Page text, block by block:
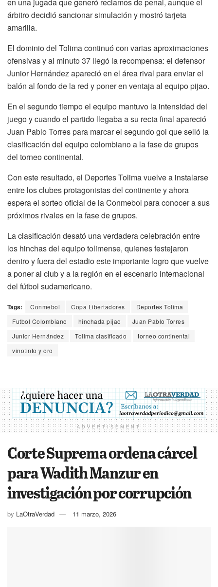
en una jugada que generó reclamos de penal, aunque el
árbitro decidió sancionar simulación y mostró tarjeta
amarilla.
El dominio del Tolima continuó con varias aproximaciones
ofensivas y al minuto 37 llegó la recompensa: el defensor
Junior Hernández apareció en el área rival para enviar el
balón al fondo de la red y poner en ventaja al equipo pijao.
En el segundo tiempo el equipo mantuvo la intensidad del
juego y cuando el partido llegaba a su recta final apareció
Juan Pablo Torres para marcar el segundo gol que selló la
clasificación del equipo colombiano a la fase de grupos
del torneo continental.
Con este resultado, el Deportes Tolima vuelve a instalarse
entre los clubes protagonistas del continente y ahora
espera el sorteo oficial de la Conmebol para conocer a sus
próximos rivales en la fase de grupos.
La clasificación desató una verdadera celebración entre
los hinchas del equipo tolimense, quienes festejaron
dentro y fuera del estadio este importante logro que vuelve
a poner al club y a la región en el escenario internacional
del fútbol sudamericano.
Tags: Conmebol Copa Libertadores
Deportes Tolima
Futbol Colombiano
hinchada pijao
Juan Pablo Torres
Junior Hernández
Tolima clasificado
torneo continental
vinotinto y oro
ADVERTISEMENT
Corte Suprema ordena cárcel
para Wadith Manzur en
investigación por corrupción
by LaOtraVerdad 11 marzo, 2026